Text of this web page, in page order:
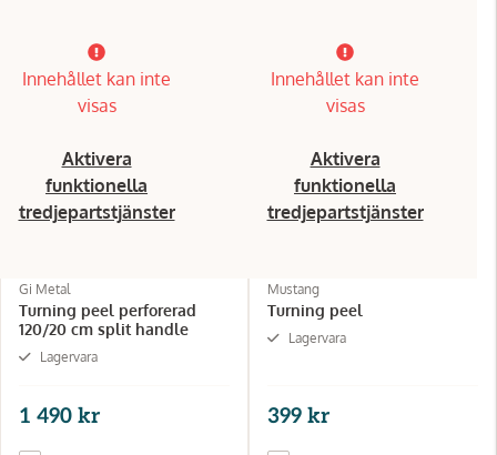
Innehållet kan inte
visas
Aktivera
funktionella
tredjepartstjänster
Gi Metal
Turning peel perforerad
120/20 cm split handle
Lagervara
1 490 kr
Innehållet kan inte
visas
Aktivera
funktionella
tredjepartstjänster
Mustang
Turning peel
Lagervara
399 kr